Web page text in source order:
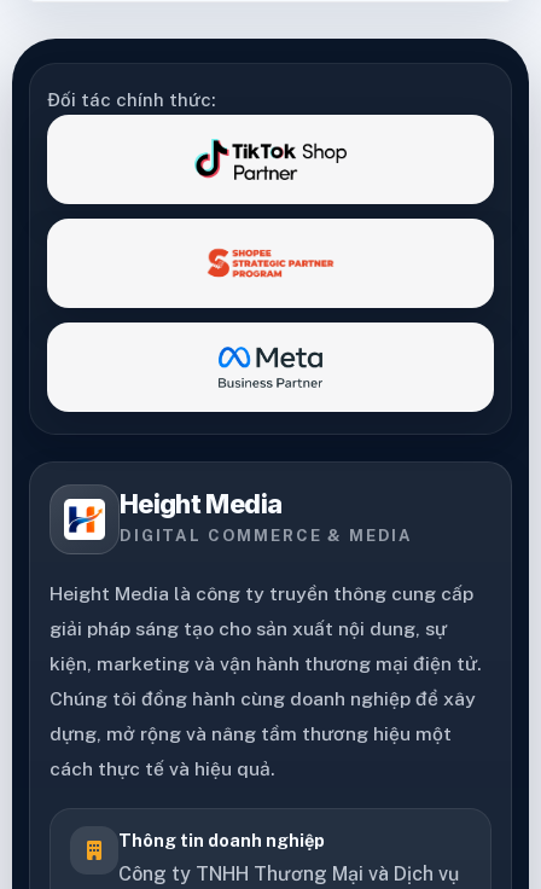
Đối tác chính thức:
Height Media
DIGITAL COMMERCE & MEDIA
Height Media là công ty truyền thông cung cấp
giải pháp sáng tạo cho sản xuất nội dung, sự
kiện, marketing và vận hành thương mại điện tử.
Chúng tôi đồng hành cùng doanh nghiệp để xây
dựng, mở rộng và nâng tầm thương hiệu một
cách thực tế và hiệu quả.
Thông tin doanh nghiệp
Công ty TNHH Thương Mại và Dịch vụ